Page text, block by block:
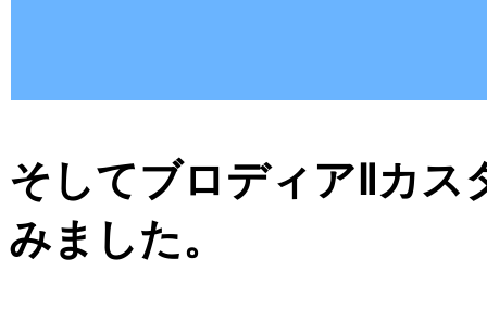
そしてブロディアⅡカス
みました。